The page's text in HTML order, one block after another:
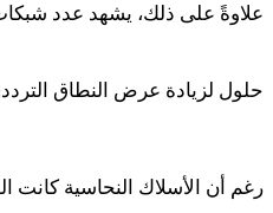
حلول لزيادة عرض النطاق
رغم أن الأسلاك النحاسية كانت